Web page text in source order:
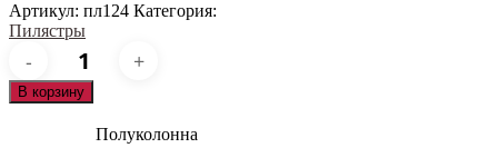
Артикул: пл124 Категория:
Пилястры
Количество
товара
пл124
В корзину
Полуколонна